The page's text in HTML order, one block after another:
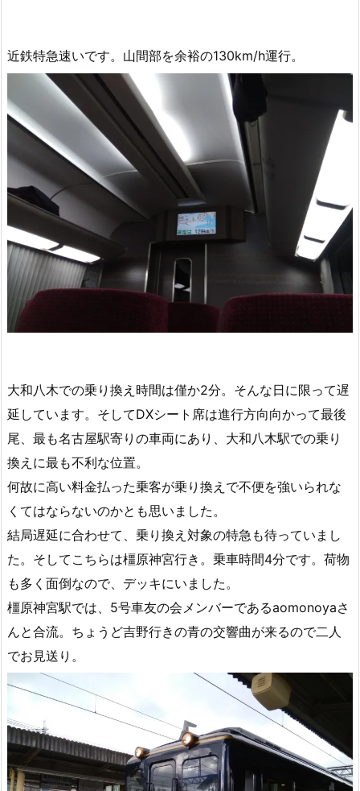
近鉄特急速いです。山間部を余裕の130km/h運行。
大和八木での乗り換え時間は僅か2分。そんな日に限って遅
延しています。そしてDXシート席は進行方向向かって最後
尾、最も名古屋駅寄りの車両にあり、大和八木駅での乗り
換えに最も不利な位置。
何故に高い料金払った乗客が乗り換えで不便を強いられな
くてはならないのかとも思いました。
結局遅延に合わせて、乗り換え対象の特急も待っていまし
た。そしてこちらは橿原神宮行き。乗車時間4分です。荷物
も多く面倒なので、デッキにいました。
橿原神宮駅では、5号車友の会メンバーであるaomonoyaさ
んと合流。ちょうど吉野行きの青の交響曲が来るので二人
でお見送り。